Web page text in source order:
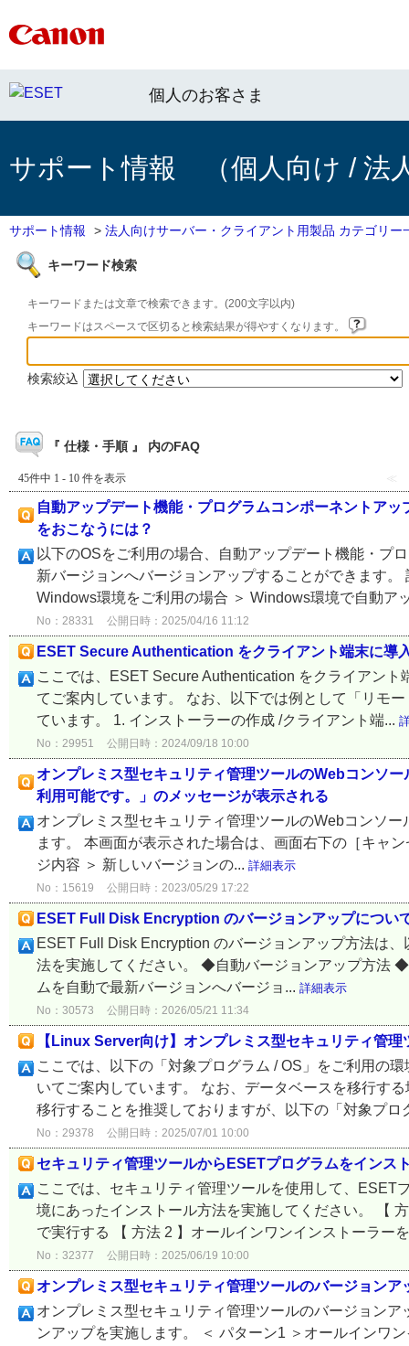
個人のお客さま
サポート情報 （個人向け / 法
サポート情報 > 法人向けサーバー・クライアント用製品 カテゴリー
キーワード検索
キーワードまたは文章で検索できます。(200文字以内)
キーワードはスペースで区切ると検索結果が得やすくなります。
検索絞込
『 仕様・手順 』 内のFAQ
45件中 1 - 10 件を表示 ≪
自動アップデート機能・プログラムコンポーネントア
をおこなうには？
以下のOSをご利用の場合、自動アップデート機能・プ
新バージョンへバージョンアップすることができます
Windows環境をご利用の場合 ＞ Windows環境で自動ア
No：28331 公開日時：2025/04/16 11:12
ESET Secure Authentication をクライアント端末に導
ここでは、ESET Secure Authentication をクライアン
てご案内しています。 なお、以下では例として「リモ
ています。 1. インストーラーの作成 /クライアント端...
No：29951 公開日時：2024/09/18 10:00
オンプレミス型セキュリティ管理ツールのWebコンソ
利用可能です。」のメッセージが表示される
オンプレミス型セキュリティ管理ツールのWebコンソ
ます。 本画面が表示された場合は、画面右下の［キャ
ジ内容 ＞ 新しいバージョンの... 詳細表示
No：15619 公開日時：2023/05/29 17:22
ESET Full Disk Encryption のバージョンアップについ
ESET Full Disk Encryption のバージョンアップ方法は
法を実施してください。 ◆自動バージョンアップ方法
ムを自動で最新バージョンへバージョ... 詳細表示
No：30573 公開日時：2026/05/21 11:34
【Linux Server向け】オンプレミス型セキュリティ管
ここでは、以下の「対象プログラム / OS」をご利用の
いてご案内しています。 なお、データベースを移行す
移行することを推奨しておりますが、以下の「対象プロ
No：29378 公開日時：2025/07/01 10:00
セキュリティ管理ツールからESETプログラムをインス
ここでは、セキュリティ管理ツールを使用して、ESET
境にあったインストール方法を実施してください。 【
で実行する 【 方法 2 】オールインワンインストーラー
No：32377 公開日時：2025/06/19 10:00
オンプレミス型セキュリティ管理ツールのバージョンア
オンプレミス型セキュリティ管理ツールのバージョン
ンアップを実施します。 ＜ パターン1 ＞オールインワ